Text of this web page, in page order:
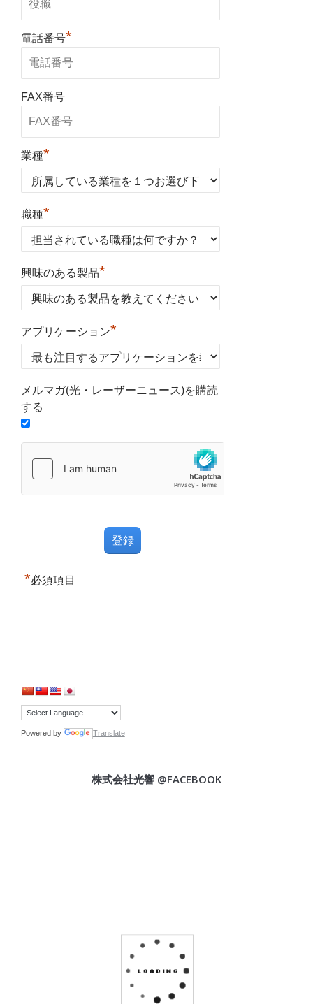
電話番号*
FAX番号
業種*
職種*
興味のある製品*
アプリケーション*
メルマガ(光・レーザーニュース)を購読
する
*必須項目
Powered by Translate
株式会社光響 @FACEBOOK